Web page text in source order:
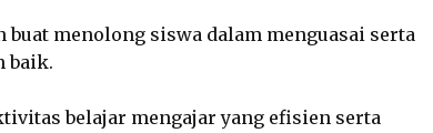
menolong siswa dalam menguasai serta
baik.
belajar mengajar yang efisien serta